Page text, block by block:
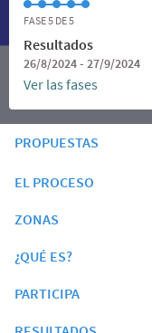
FASE 5 DE 5
Resultados
26/8/2024 - 27/9/2024
Ver las fases
PROPUESTAS
EL PROCESO
ZONAS
¿QUÉ ES?
PARTICIPA